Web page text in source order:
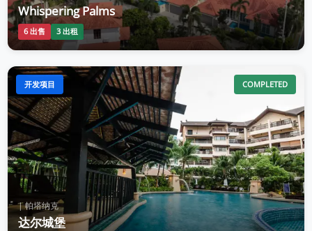
Whispering Palms
6 出售 3 出租
开发项目 COMPLETED
| 帕塔纳克
达尔城堡